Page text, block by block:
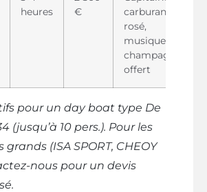
heures
€
carburant,
rosé,
musique,
champagne
offert
pour un day boat type De
(jusqu’à 10 pers.). Pour les
(ISA SPORT, CHEOY
nous pour un devis